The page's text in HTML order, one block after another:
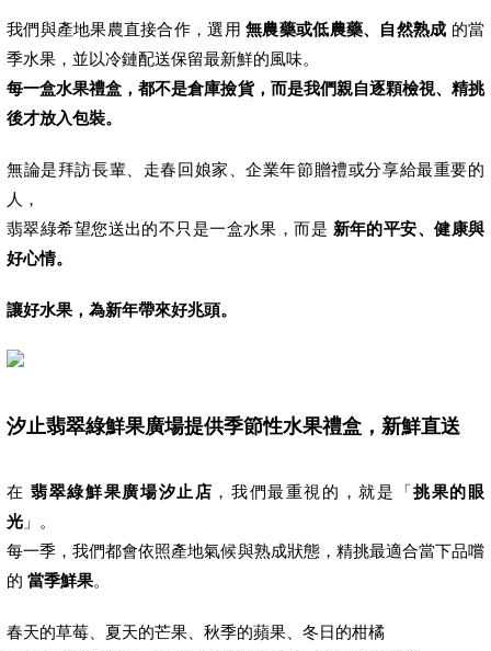
我們與產地果農直接合作，選用無農藥或低農藥、自然熟成 的當
季水果，並以冷鏈配送保留最新鮮的風味。
每一盒水果禮盒，都不是倉庫撿貨，而是我們親自逐顆檢視、精挑
後才放入包裝。
無論是拜訪長輩、走春回娘家、企業年節贈禮或分享給最重要的
人，
翡翠綠希望您送出的不只是一盒水果，而是 新年的平安、健康與
好心情。
讓好水果，為新年帶來好兆頭。
汐止翡翠綠鮮果廣場提供季節性水果禮盒，新鮮直送
在翡翠綠鮮果廣場汐止店 ，我們最重視的，就是「挑果的眼
光 」。
每一季，我們都會依照產地氣候與熟成狀態，精挑最適合當下品嚐
的 當季鮮果。
春天的草莓、夏天的芒果、秋季的蘋果、冬日的柑橘